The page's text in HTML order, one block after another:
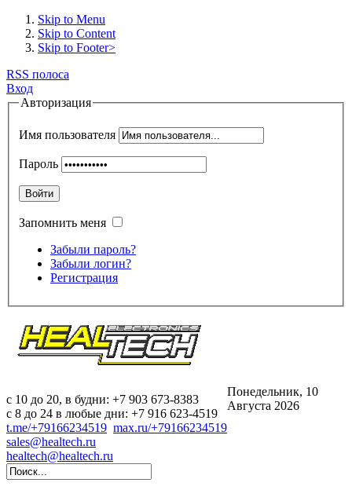
Skip to Menu
Skip to Content
Skip to Footer>
RSS полоса
Вход
Авторизация
Имя пользователя
Пароль
Войти
Запомнить меня
Забыли пароль?
Забыли логин?
Регистрация
c 10 до 20, в будни: +7 903 673-8383
с 8 до 24 в любые дни: +7 916 623-4519
t.me/+79166234519 max.ru/+79166234519
sales@healtech.ru
healtech@healtech.ru
Понедельник, 10
Августа 2026